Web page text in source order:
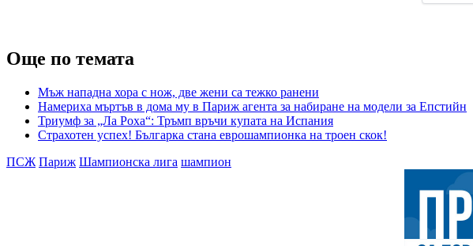
Още по темата
Мъж нападна хора с нож, две жени са тежко ранени
Намериха мъртъв в дома му в Париж агента за набиране на модели за Епстийн
Триумф за „Ла Роха“: Тръмп връчи купата на Испания
Страхотен успех! Българка стана еврошампионка на троен скок!
ПСЖ Париж Шампионска лига шампион